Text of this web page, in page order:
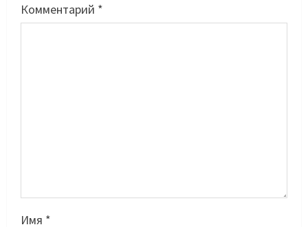
Комментарий *
Имя *